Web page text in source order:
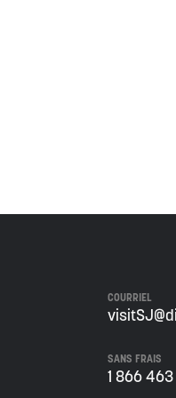
COURRIEL
SANS FRAIS
1 866